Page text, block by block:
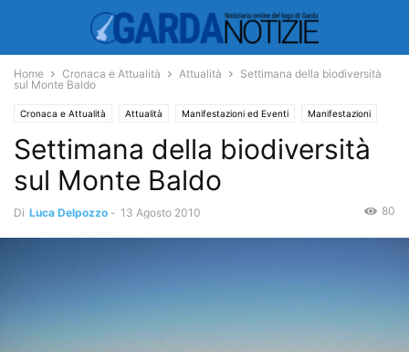
Home Cronaca e Attualità Attualità
Settimana della biodiversità
sul Monte Baldo
Cronaca e Attualità Attualità Manifestazioni ed Eventi Manifestazioni
Settimana della biodiversità
sul Monte Baldo
Di Luca Delpozzo - 13 Agosto 2010 80